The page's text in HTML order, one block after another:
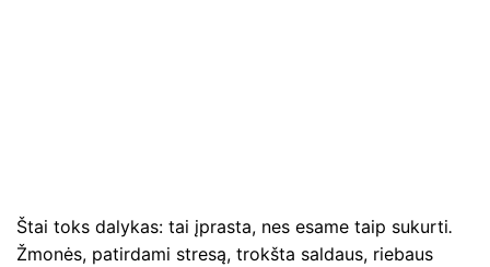
Štai toks dalykas: tai įprasta, nes esame taip sukurti.
Žmonės, patirdami stresą, trokšta saldaus, riebaus